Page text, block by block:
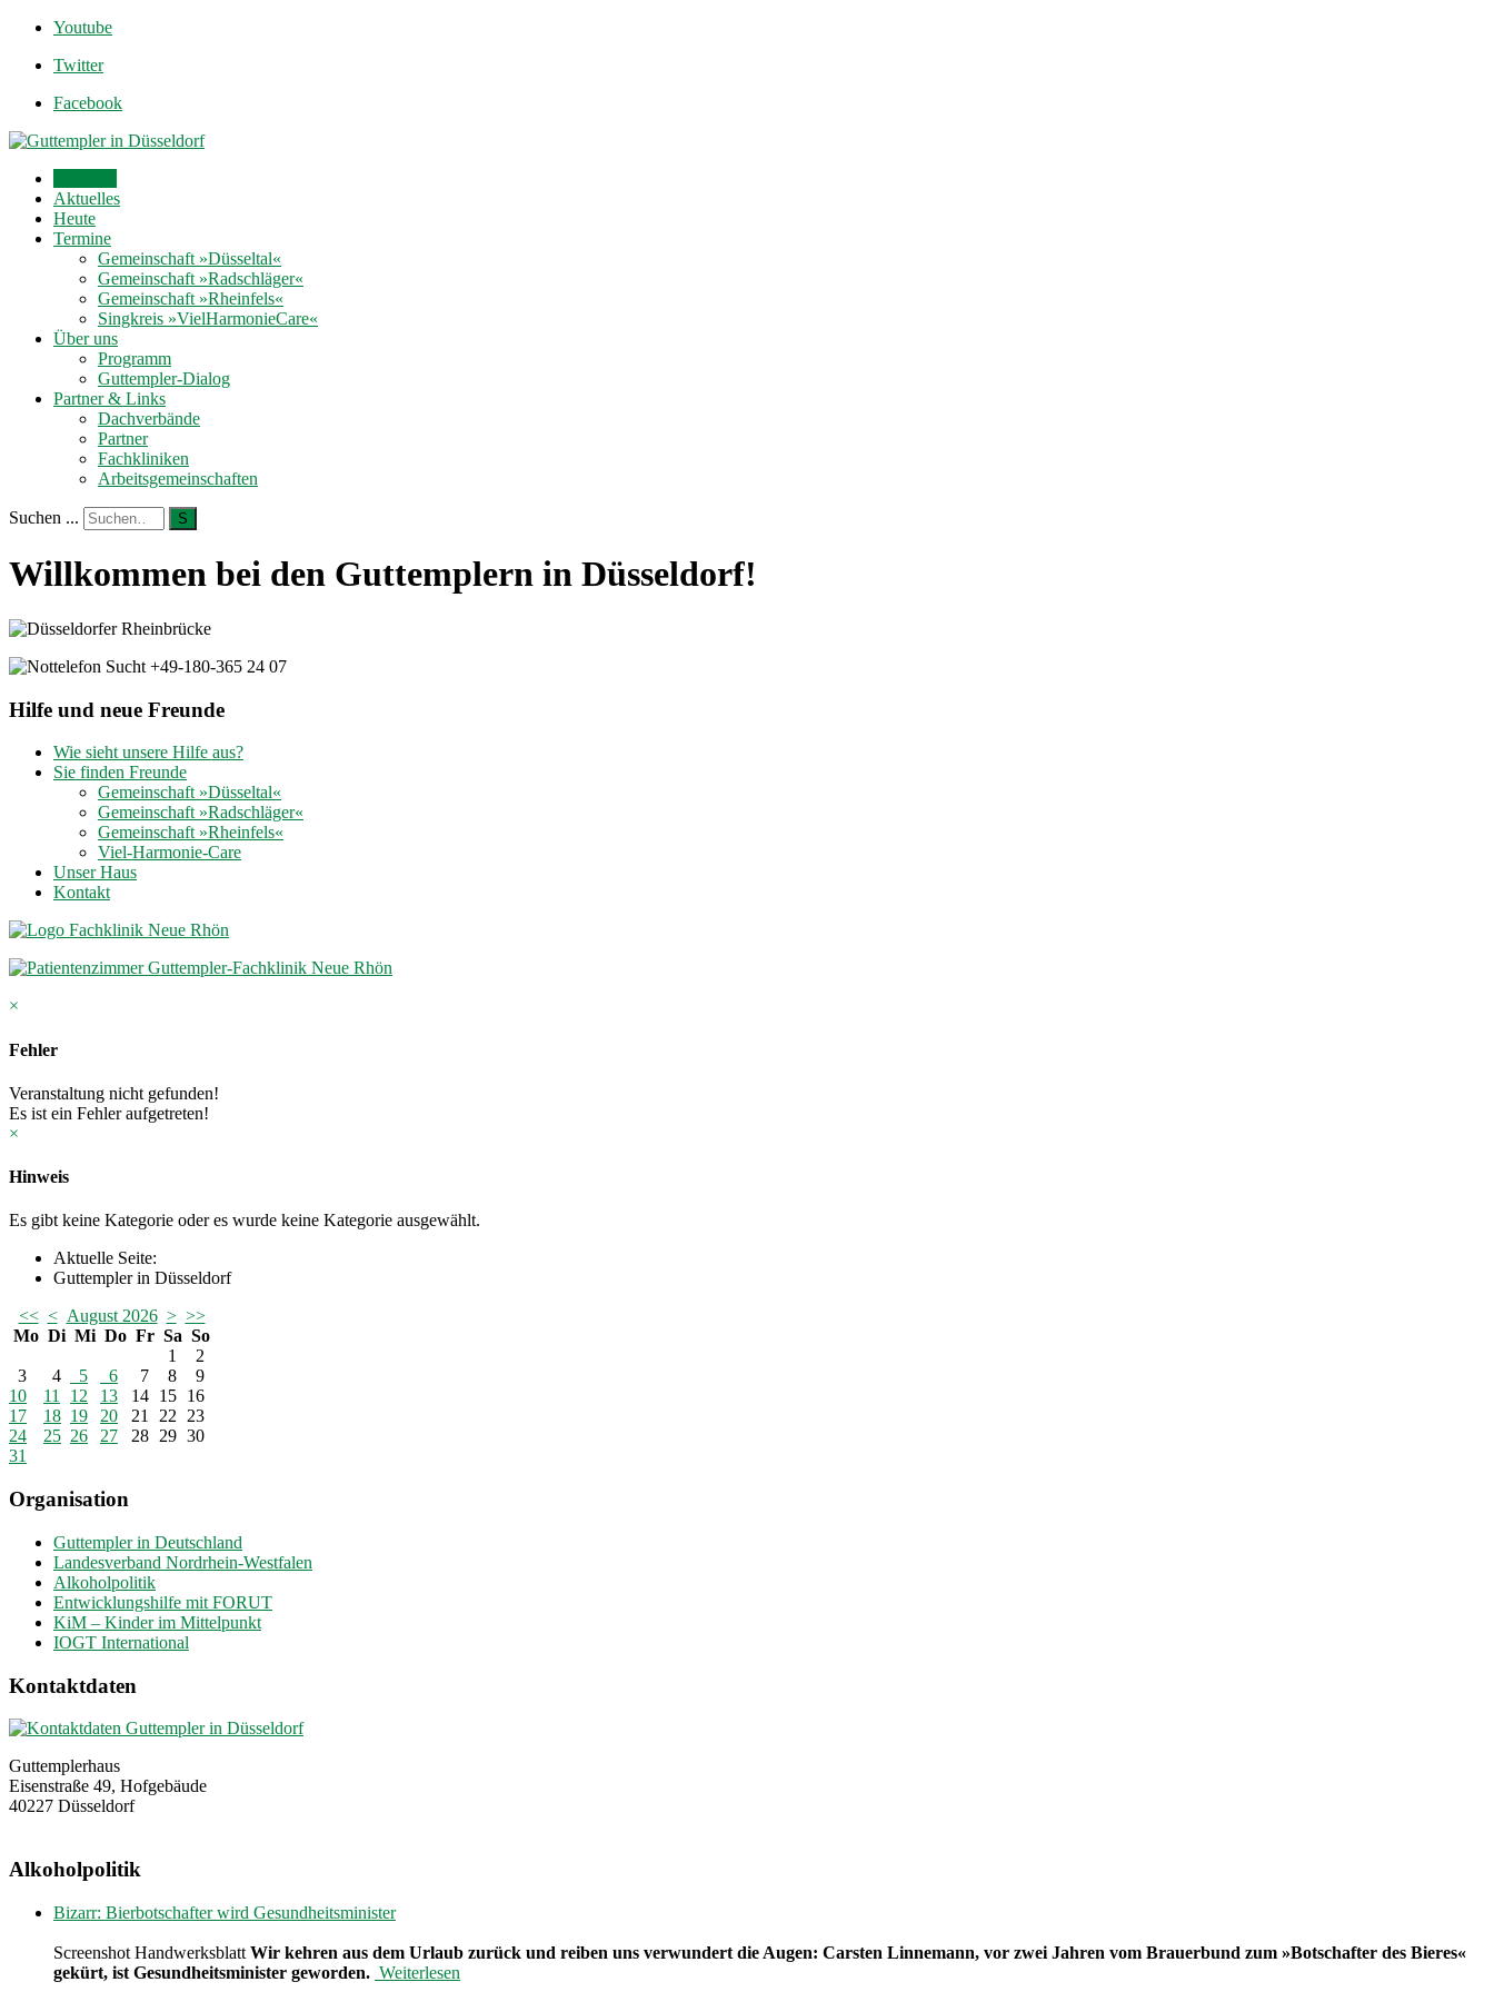
Youtube
Twitter
Facebook
Aktuelles
Heute
Termine
Gemeinschaft »Düsseltal«
Gemeinschaft »Radschläger«
Gemeinschaft »Rheinfels«
Singkreis »VielHarmonieCare«
Über uns
Programm
Guttempler-Dialog
Partner & Links
Dachverbände
Partner
Fachkliniken
Arbeitsgemeinschaften
Suchen ... S
Willkommen bei den Guttemplern in Düsseldorf!
Hilfe und neue Freunde
Wie sieht unsere Hilfe aus?
Sie finden Freunde
Gemeinschaft »Düsseltal«
Gemeinschaft »Radschläger«
Gemeinschaft »Rheinfels«
Viel-Harmonie-Care
Unser Haus
Kontakt
×
Fehler
Veranstaltung nicht gefunden!
Es ist ein Fehler aufgetreten!
×
Hinweis
Es gibt keine Kategorie oder es wurde keine Kategorie ausgewählt.
Aktuelle Seite:
Guttempler in Düsseldorf
<< < August 2026 > >>
Mo Di Mi Do Fr Sa So
1
2
3
4 5 6 7 8
9
10
11 12 13 14 15 16
17
18 19 20 21 22
23
24
25 26 27 28 29 30
31
Organisation
Guttempler in Deutschland
Landesverband Nordrhein-Westfalen
Alkoholpolitik
Entwicklungshilfe mit FORUT
KiM – Kinder im Mittelpunkt
IOGT International
Kontaktdaten
Guttemplerhaus
Eisenstraße 49, Hofgebäude
40227 Düsseldorf
Alkoholpolitik
Bizarr: Bierbotschafter wird Gesundheitsminister
Screenshot Handwerksblatt Wir kehren aus dem Urlaub zurück und reiben uns verwundert die Augen: Carsten Linnemann, vor zwei Jahren vom Brauerbund zum »Botschafter des Bieres«
gekürt, ist Gesundheitsminister geworden. Weiterlesen